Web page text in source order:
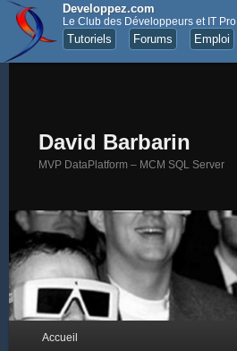
Developpez.com
Le Club des Développeurs et IT Pro
Tutoriels Forums Emploi
David Barbarin
MVP DataPlatform – MCM SQL Server
Aller au contenu principal
Aller au contenu secondaire
Accueil